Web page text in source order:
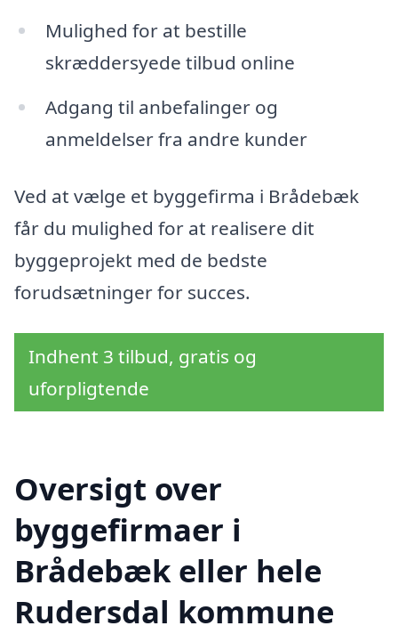
Mulighed for at bestille
skræddersyede tilbud online
Adgang til anbefalinger og
anmeldelser fra andre kunder
Ved at vælge et byggefirma i Brådebæk
får du mulighed for at realisere dit
byggeprojekt med de bedste
forudsætninger for succes.
Indhent 3 tilbud, gratis og
uforpligtende
Oversigt over
byggefirmaer i
Brådebæk eller hele
Rudersdal kommune